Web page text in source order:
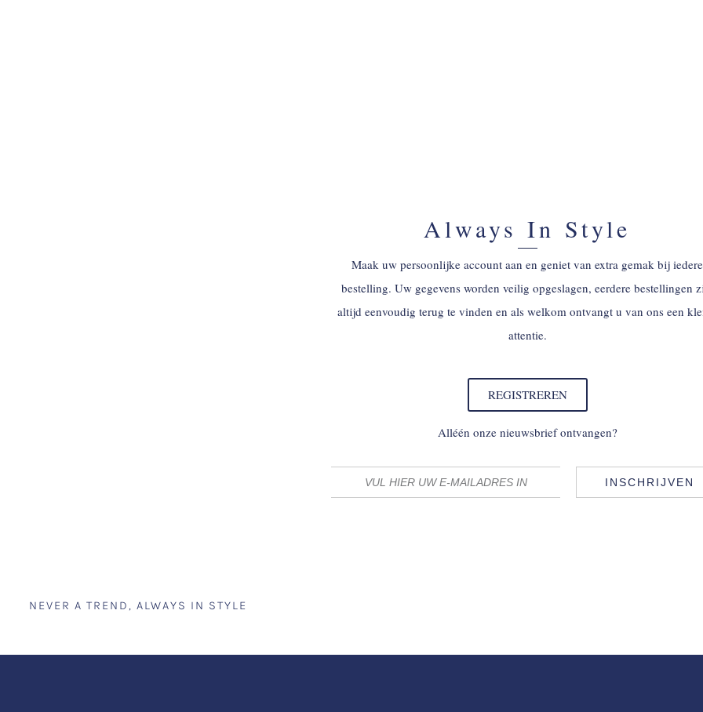
Always In Style
Maak uw persoonlijke account aan en geniet van extra gemak bij iedere
bestelling. Uw gegevens worden veilig opgeslagen, eerdere bestellingen
altijd eenvoudig terug te vinden en als welkom ontvangt u van ons een
attentie.
REGISTREREN
Alléén onze nieuwsbrief ontvangen?
INSCHRIJVEN
NEVER A TREND, ALWAYS IN STYLE